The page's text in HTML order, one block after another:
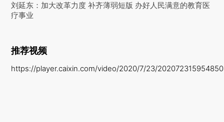
刘延东：加大改革力度 补齐薄弱短版 办好人民满意的教育医
疗事业
推荐视频
https://player.caixin.com/video/2020/7/23/